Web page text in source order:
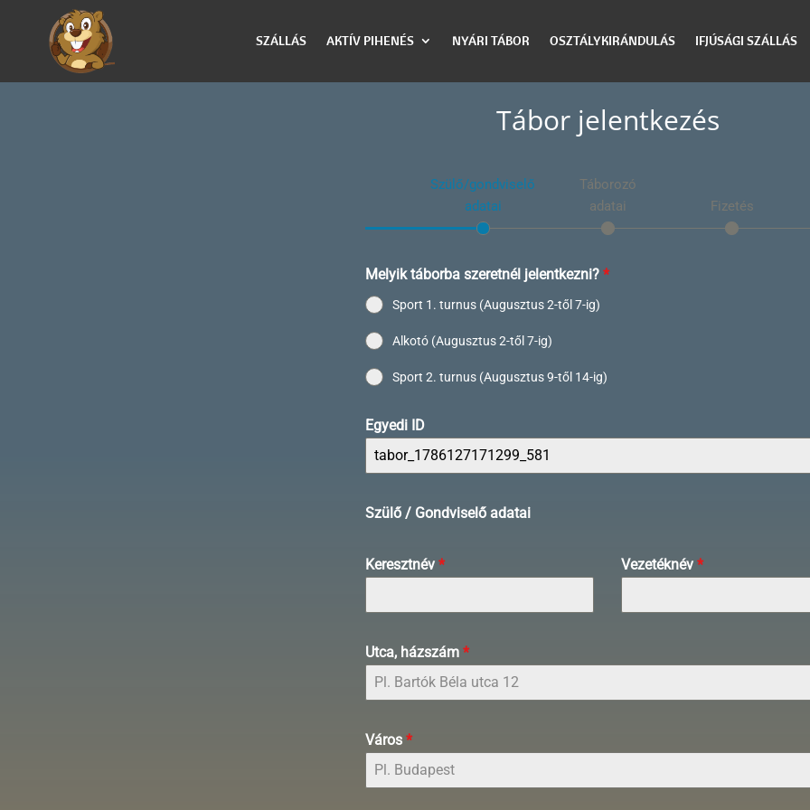
SZÁLLÁS AKTÍV PIHENÉS NYÁRI TÁBOR OSZTÁLYKIRÁNDULÁS IFJÚSÁGI SZÁLLÁS
Tábor jelentkezés
Szülő/gondviselő
adatai
Táborozó
adatai
Fizetés
Melyik táborba szeretnél jelentkezni? *
Sport 1. turnus (Augusztus 2-től 7-ig)
Alkotó (Augusztus 2-től 7-ig)
Sport 2. turnus (Augusztus 9-től 14-ig)
Egyedi ID
Szülő / Gondviselő adatai
Keresztnév * Vezetéknév *
Utca, házszám *
Város *